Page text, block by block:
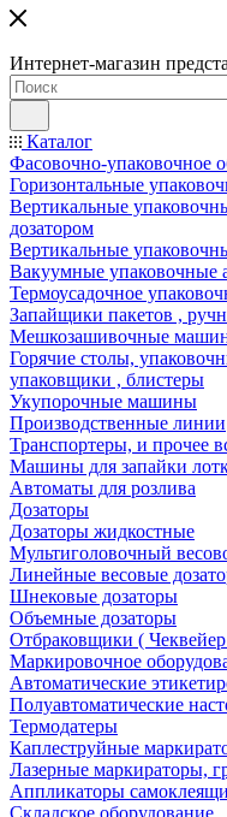
Интернет-магазин
Каталог
Фасовочно-упаковочное
Горизонтальные
Вертикальные
дозатором
Вертикальные
Вакуумные упаковочные
Термоусадочное
Запайщики пакетов ,
Мешкозашивочные
Горячие столы,
упаковщики , блистеры
Укупорочные машины
Производственные линии
Транспортеры, и прочее
Машины для запайки
Автоматы для розлива
Дозаторы
Дозаторы жидкостные
Мультиголовочный
Линейные весовые
Шнековые дозаторы
Объемные дозаторы
Отбраковщики (
Маркировочное
Автоматические
Полуавтоматические
Термодатеры
Каплеструйные
Лазерные маркираторы,
Аппликаторы
Складское оборудование